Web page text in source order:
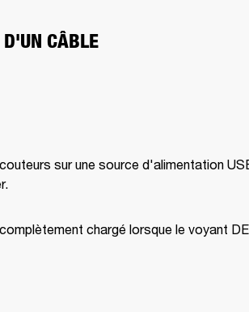
CÂBLE
sur une source d'alimentation
chargé lorsque le voyant